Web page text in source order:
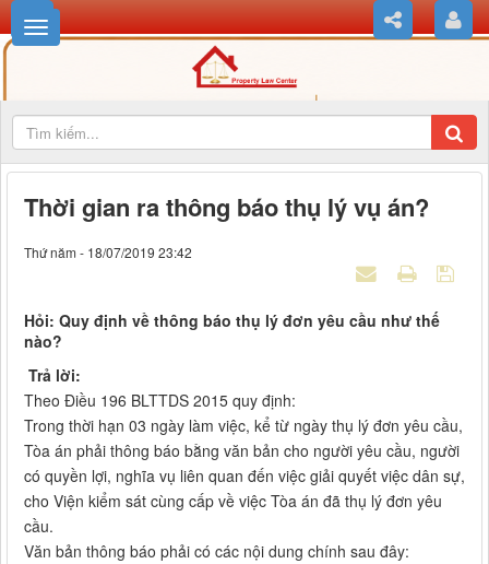
Thời gian ra thông báo thụ lý vụ án?
Thứ năm - 18/07/2019 23:42
Hỏi: Quy định về thông báo thụ lý đơn yêu cầu như thế
nào?
Trả lời:
Theo Điều 196 BLTTDS 2015 quy định:
Trong thời hạn 03 ngày làm việc, kể từ ngày thụ lý đơn yêu cầu,
Tòa án phải thông báo bằng văn bản cho người yêu cầu, người
có quyền lợi, nghĩa vụ liên quan đến việc giải quyết việc dân sự,
cho Viện kiểm sát cùng cấp về việc Tòa án đã thụ lý đơn yêu
cầu.
Văn bản thông báo phải có các nội dung chính sau đây: